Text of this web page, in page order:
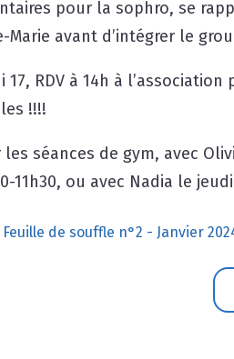
pour la sophro, se
Marie avant d’intégrer le
17, RDV à 14h à
!!!!
les séances de gym, avec
11h30, ou avec Nadia le jeudi
Feuille de souffle n°2 - Janvier